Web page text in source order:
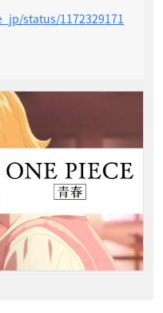
status/1172329171